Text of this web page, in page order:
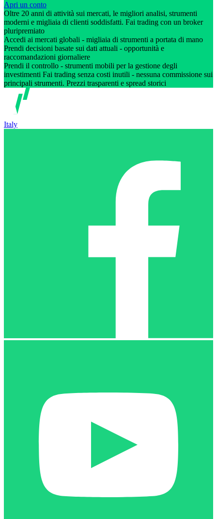
Apri un conto
Oltre 20 anni di attività sui mercati, le migliori analisi, strumenti
moderni e migliaia di clienti soddisfatti. Fai trading con un broker
pluripremiato
Accedi ai mercati globali - migliaia di strumenti a portata di mano
Prendi decisioni basate sui dati attuali - opportunità e
raccomandazioni giornaliere
Prendi il controllo - strumenti mobili per la gestione degli
investimenti Fai trading senza costi inutili - nessuna commissione sui
principali strumenti. Prezzi trasparenti e spread storici
Italy